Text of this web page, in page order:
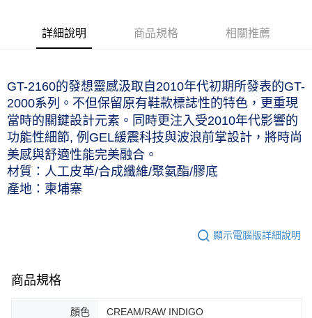
玉山商業銀行
星展（台灣）商業銀行
台新國際商業銀行
付款後萊爾富取貨(僅限台灣本島，離島恕不配送) 預計5-7個
付款後7-11取貨(僅限台灣本島，離島恕不配送) 預計5-7個工
作天到貨
每筆NT$60，滿NT$1,000(含以上)免運費
黑貓宅急便 (僅限台灣本島，離島恕不配送) 預計2-3個工作天到貨
每筆NT$120，滿NT$1,500(含以上)免運費
詳細說明 商品規格 相關推薦
GT-2160的發想靈感汲取自2010年代初期所發表的GT-
2000系列。不但保留原有鞋款標誌性的特色，更重現
當時的關鍵設計元素。同時更注入受2010年代影響的
功能性細節, 例GEL緩震科技與波浪前掌設計，將時尚
美感與舒適性能完美融合。
材質：人工皮革/合成纖維/聚氨酯/膠底
產地：柬埔寨
顯示電腦版詳細說明
商品規格
顏色 CREAM/RAW INDIGO